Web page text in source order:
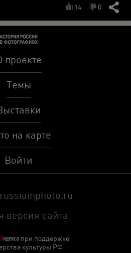
14 0
проекте
Темы
на карте
Войти
версия сайта
при поддержке
культуры РФ